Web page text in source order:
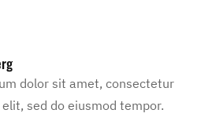
dolor sit amet, consectetur
sed do eiusmod tempor.